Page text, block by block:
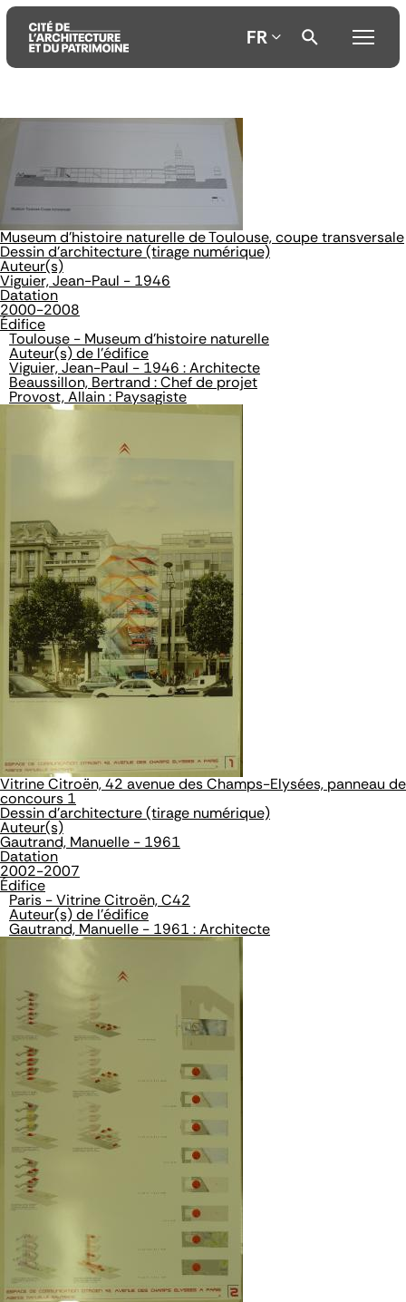
principal
principal
recherche
FR
Museum d'histoire naturelle de Toulouse, coupe transversale
Dessin d'architecture (tirage numérique)
Auteur(s)
Viguier, Jean-Paul - 1946
Datation
2000-2008
Édifice
Toulouse - Museum d'histoire naturelle
Auteur(s) de l'édifice
Viguier, Jean-Paul - 1946 : Architecte
Beaussillon, Bertrand : Chef de projet
Provost, Allain : Paysagiste
Vitrine Citroën, 42 avenue des Champs-Elysées, panneau de
concours 1
Dessin d'architecture (tirage numérique)
Auteur(s)
Gautrand, Manuelle - 1961
Datation
2002-2007
Édifice
Paris - Vitrine Citroën, C42
Auteur(s) de l'édifice
Gautrand, Manuelle - 1961 : Architecte